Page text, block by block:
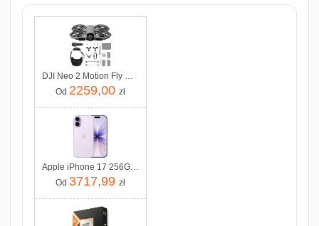
DJI Neo 2 Motion Fly More Combo
Od 2259,00 zł
Apple iPhone 17 256GB Lawenda
Od 3717,99 zł